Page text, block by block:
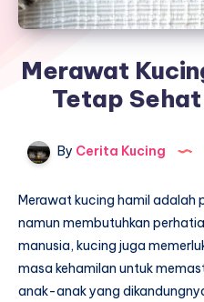
Merawat
Tetap
By Cerita Kucing
Merawat kucing hamil adalah
namun membutuhkan
manusia, kucing juga
masa kehamilan untuk
anak-anak yang